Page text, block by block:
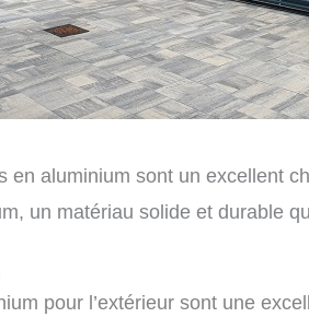
en aluminium sont un excellent
un matériau solide et durable
pour l’extérieur sont une